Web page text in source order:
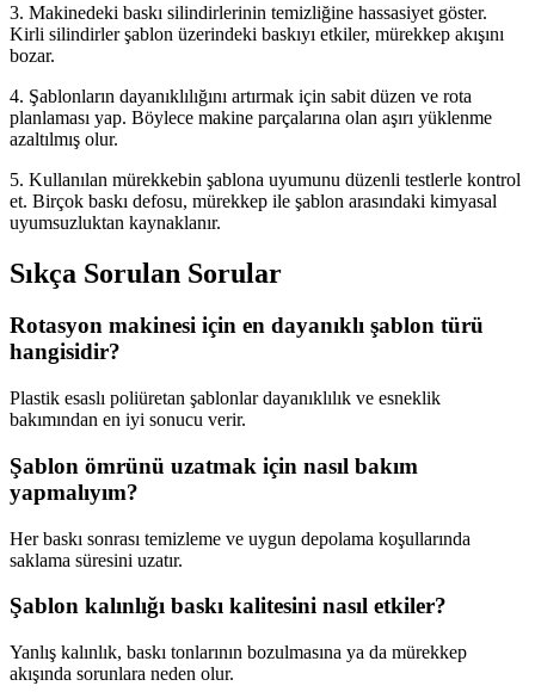
3. Makinedeki baskı silindirlerinin temizliğine hassasiyet göster.
Kirli silindirler şablon üzerindeki baskıyı etkiler, mürekkep akışını
bozar.
4. Şablonların dayanıklılığını artırmak için sabit düzen ve rota
planlaması yap. Böylece makine parçalarına olan aşırı yüklenme
azaltılmış olur.
5. Kullanılan mürekkebin şablona uyumunu düzenli testlerle kontrol
et. Birçok baskı defosu, mürekkep ile şablon arasındaki kimyasal
uyumsuzluktan kaynaklanır.
Sıkça Sorulan Sorular
Rotasyon makinesi için en dayanıklı şablon türü
hangisidir?
Plastik esaslı poliüretan şablonlar dayanıklılık ve esneklik
bakımından en iyi sonucu verir.
Şablon ömrünü uzatmak için nasıl bakım
yapmalıyım?
Her baskı sonrası temizleme ve uygun depolama koşullarında
saklama süresini uzatır.
Şablon kalınlığı baskı kalitesini nasıl etkiler?
Yanlış kalınlık, baskı tonlarının bozulmasına ya da mürekkep
akışında sorunlara neden olur.